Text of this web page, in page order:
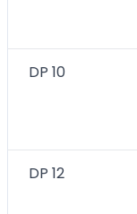
DP 10
DP 12